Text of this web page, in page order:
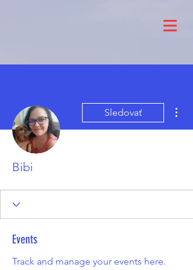
Sledovať
Bibi
Events
Track and manage your events here.